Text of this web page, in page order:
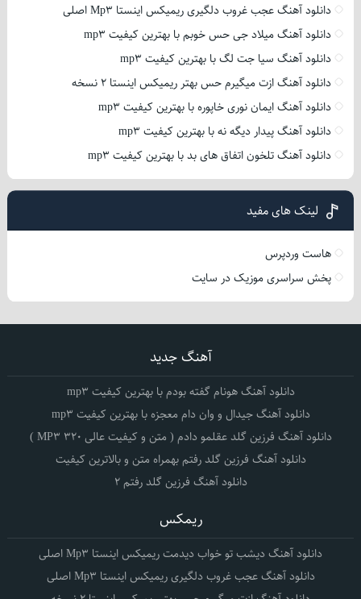
دانلود آهنگ عجب غروب دلگیری ریمیکس اینستا Mp3 اصلی
دانلود آهنگ میلاد جی حس خوبم با بهترین کیفیت mp3
دانلود آهنگ سیا جت لگ با بهترین کیفیت mp3
دانلود آهنگ ازت میگیرم حس بهتر ریمیکس اینستا 2 نسخه
دانلود آهنگ ایمان نوری خاپوره با بهترین کیفیت mp3
دانلود آهنگ پیدار دیگه نه با بهترین کیفیت mp3
دانلود آهنگ تلخون اتفاق های بد با بهترین کیفیت mp3
لینک های مفید
هاست وردپرس
پخش سراسری موزیک در سایت
آهنگ جدید
دانلود آهنگ هونام گفته بودم با بهترین کیفیت mp3
دانلود آهنگ جیدال و وان دام معجزه با بهترین کیفیت mp3
دانلود آهنگ فرزین گلد عقلمو دادم ( متن و کیفیت عالی 320 MP3 )
دانلود آهنگ فرزین گلد رفتم بهمراه متن و بالاترین کیفیت
دانلود آهنگ فرزین گلد رفتم 2
ریمکس
دانلود آهنگ دیشب تو خواب دیدمت ریمیکس اینستا Mp3 اصلی
دانلود آهنگ عجب غروب دلگیری ریمیکس اینستا Mp3 اصلی